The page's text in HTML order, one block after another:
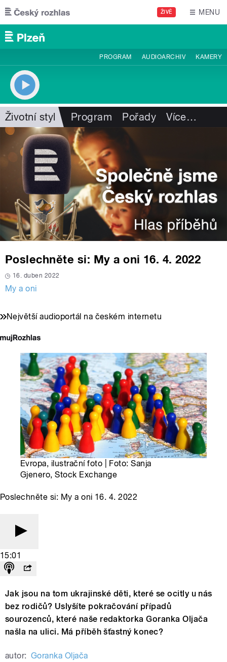
Přejít k hlavnímu obsahu
ŽIVĚ MENU
PROGRAM AUDIOARCHIV KAMERY
Životní styl Program Pořady Více…
Poslechněte si: My a oni 16. 4. 2022
16. duben 2022
My a oni
Největší audioportál na českém internetu
Evropa, ilustrační foto | Foto: Sanja
Gjenero, Stock Exchange
Poslechněte si: My a oni 16. 4. 2022
15:01
Jak jsou na tom ukrajinské děti, které se ocitly u nás
bez rodičů? Uslyšíte pokračování případů
sourozenců, které naše redaktorka Goranka Oljača
našla na ulici. Má příběh šťastný konec?
autor: Goranka Oljača